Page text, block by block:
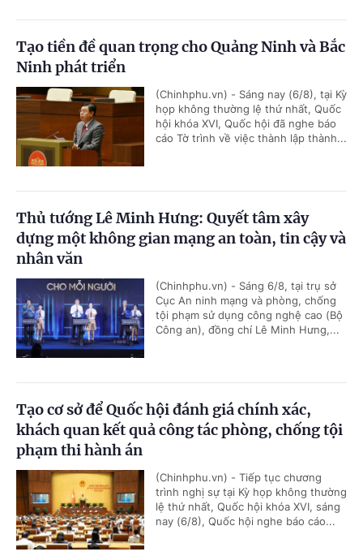
Tạo tiền đề quan trọng cho Quảng Ninh và Bắc
Ninh phát triển
(Chinhphu.vn) - Sáng nay (6/8), tại Kỳ
họp không thường lệ thứ nhất, Quốc
hội khóa XVI, Quốc hội đã nghe báo
cáo Tờ trình về việc thành lập thành...
Thủ tướng Lê Minh Hưng: Quyết tâm xây
dựng một không gian mạng an toàn, tin cậy và
nhân văn
(Chinhphu.vn) - Sáng 6/8, tại trụ sở
Cục An ninh mạng và phòng, chống
tội phạm sử dụng công nghệ cao (Bộ
Công an), đồng chí Lê Minh Hưng,...
Tạo cơ sở để Quốc hội đánh giá chính xác,
khách quan kết quả công tác phòng, chống tội
phạm thi hành án
(Chinhphu.vn) - Tiếp tục chương
trình nghị sự tại Kỳ họp không thường
lệ thứ nhất, Quốc hội khóa XVI, sáng
nay (6/8), Quốc hội nghe báo cáo...